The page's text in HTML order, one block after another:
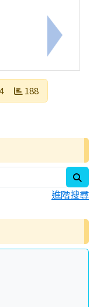
試入學後續期程請同
下一筆：
188
進階搜尋